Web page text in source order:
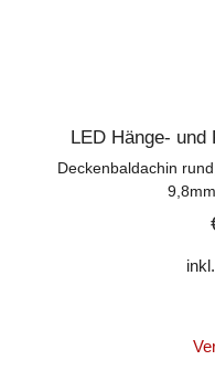
LED Hänge- und
Deckenbaldachin